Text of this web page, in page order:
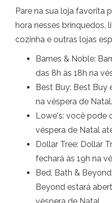
Pare na sua loja favorita
hora nesses brinquedos,
cozinha e outras lojas
Barnes & Noble:
das 8h às 18h na
Best Buy: Best Buy
na véspera de Natal.
Lowe's: você pode
véspera de Natal
Dollar Tree: Dollar
fechará às 19h na
Bed, Bath &
Beyond estará